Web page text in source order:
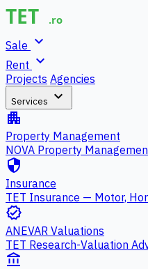
Sale expand_more
Rent expand_more
Projects Agencies
Services expand_more
apartment
Property Management
NOVA Property
security
Insurance
TET Insurance — Motor,
verified
ANEVAR Valuations
TET Research-Valuation
account_balance